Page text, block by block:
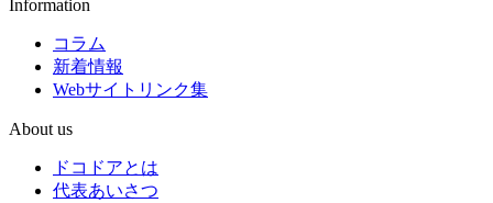
Information
コラム
新着情報
Webサイトリンク集
About us
ドコドアとは
代表あいさつ